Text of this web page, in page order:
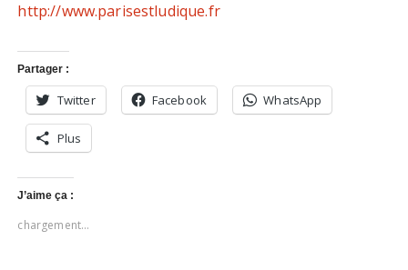
http://www.parisestludique.fr
Partager :
Twitter Facebook WhatsApp
Plus
J’aime ça :
chargement…